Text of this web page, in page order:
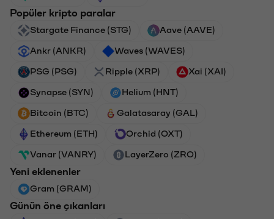
Popüler kripto paralar
Stargate Finance (STG) Aave (AAVE)
Ankr (ANKR) Waves (WAVES)
PSG (PSG) Ripple (XRP) Xai (XAI)
Synapse (SYN) Helium (HNT)
Bitcoin (BTC) Galatasaray (GAL)
Ethereum (ETH) Orchid (OXT)
Vanar (VANRY) LayerZero (ZRO)
Yeni eklenenler
Gram (GRAM)
Günün öne çıkanları